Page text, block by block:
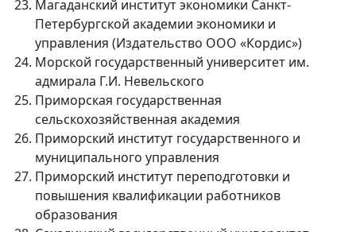
Магаданский институт экономики Санкт-
Петербургской академии экономики и
управления (Издательство ООО «Кордис»)
Морской государственный университет им.
адмирала Г.И. Невельского
Приморская государственная
сельскохозяйственная академия
Приморский институт государственного и
муниципального управления
Приморский институт переподготовки и
повышения квалификации работников
образования